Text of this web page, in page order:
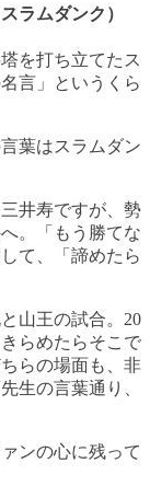
ラムダンク）
を打ち立てたス
言」というくら
葉はスラムダン
井寿ですが、勢
。「もう勝てな
て、「諦めたら
山王の試合。20
らめたらそこで
らの場面も、非
生の言葉通り、
ンの心に残って